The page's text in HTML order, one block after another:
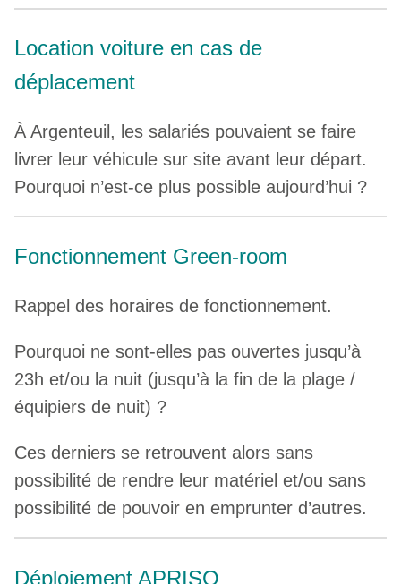
Location voiture en cas de
déplacement
À Argenteuil, les salariés pouvaient se faire
livrer leur véhicule sur site avant leur départ.
Pourquoi n’est-ce plus possible aujourd’hui ?
Fonctionnement Green-room
Rappel des horaires de fonctionnement.
Pourquoi ne sont-elles pas ouvertes jusqu’à
23h et/ou la nuit (jusqu’à la fin de la plage /
équipiers de nuit) ?
Ces derniers se retrouvent alors sans
possibilité de rendre leur matériel et/ou sans
possibilité de pouvoir en emprunter d’autres.
Déploiement APRISO